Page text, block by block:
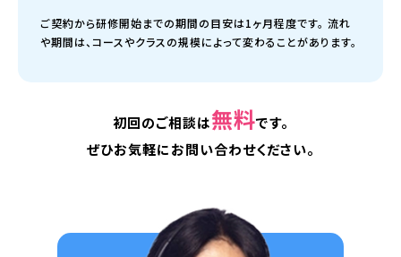
ご契約から研修開始までの期間の目安は1ヶ月程度です。 流れ
や期間は、コースやクラスの規模によって変わることがあります。
初回のご相談は無料です。
ぜひお気軽にお問い合わせください。